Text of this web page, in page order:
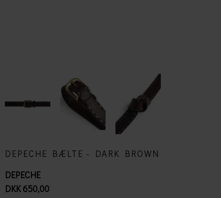
DEPECHE BÆLTE - DARK BROWN
DEPECHE
DKK 650,00